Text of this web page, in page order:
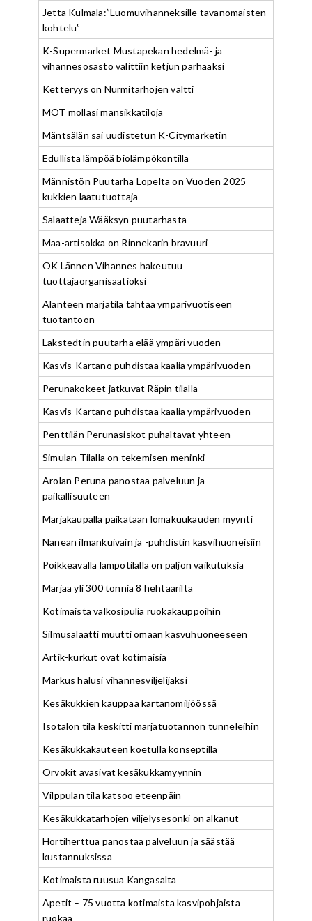
Jetta Kulmala:”Luomuvihanneksille tavanomaisten
kohtelu”
K-Supermarket Mustapekan hedelmä- ja
vihannesosasto valittiin ketjun parhaaksi
Ketteryys on Nurmitarhojen valtti
MOT mollasi mansikkatiloja
Mäntsälän sai uudistetun K-Citymarketin
Edullista lämpöä biolämpökontilla
Männistön Puutarha Lopelta on Vuoden 2025
kukkien laatutuottaja
Salaatteja Wääksyn puutarhasta
Maa-artisokka on Rinnekarin bravuuri
OK Lännen Vihannes hakeutuu
tuottajaorganisaatioksi
Alanteen marjatila tähtää ympärivuotiseen
tuotantoon
Lakstedtin puutarha elää ympäri vuoden
Kasvis-Kartano puhdistaa kaalia ympärivuoden
Perunakokeet jatkuvat Räpin tilalla
Kasvis-Kartano puhdistaa kaalia ympärivuoden
Penttilän Perunasiskot puhaltavat yhteen
Simulan Tilalla on tekemisen meninki
Arolan Peruna panostaa palveluun ja
paikallisuuteen
Marjakaupalla paikataan lomakuukauden myynti
Nanean ilmankuivain ja -puhdistin kasvihuoneisiin
Poikkeavalla lämpötilalla on paljon vaikutuksia
Marjaa yli 300 tonnia 8 hehtaarilta
Kotimaista valkosipulia ruokakauppoihin
Silmusalaatti muutti omaan kasvuhuoneeseen
Artik-kurkut ovat kotimaisia
Markus halusi vihannesviljelijäksi
Kesäkukkien kauppaa kartanomiljöössä
Isotalon tila keskitti marjatuotannon tunneleihin
Kesäkukkakauteen koetulla konseptilla
Orvokit avasivat kesäkukkamyynnin
Vilppulan tila katsoo eteenpäin
Kesäkukkatarhojen viljelysesonki on alkanut
Hortiherttua panostaa palveluun ja säästää
kustannuksissa
Kotimaista ruusua Kangasalta
Apetit – 75 vuotta kotimaista kasvipohjaista
ruokaa